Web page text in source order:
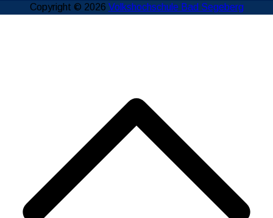
Copyright © 2026 Volkshochschule Bad Segeberg